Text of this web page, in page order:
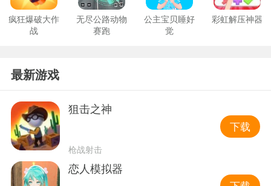
疯狂爆破大作
战
无尽公路动物
赛跑
公主宝贝睡好
觉
彩虹解压神器
最新游戏
狙击之神
枪战射击
下载
恋人模拟器